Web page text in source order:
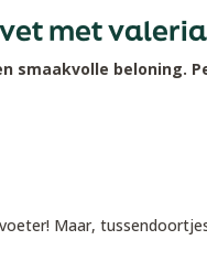
met
smaakvolle beloning.
Maar,